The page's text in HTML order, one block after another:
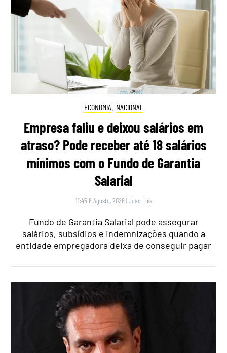
ECONOMIA , NACIONAL
Empresa faliu e deixou salários em
atraso? Pode receber até 18 salários
mínimos com o Fundo de Garantia
Salarial
11:45 6 Agosto, 2026 |João Luís
Fundo de Garantia Salarial pode assegurar
salários, subsídios e indemnizações quando a
entidade empregadora deixa de conseguir pagar